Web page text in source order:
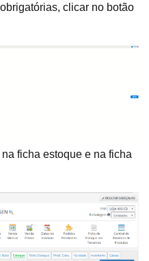
clicar no botão
ficha estoque e na ficha